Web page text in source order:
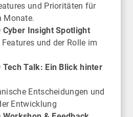
und Prioritäten für
Monate.
Cyber Insight Spotlight
und der Rolle im
Tech Talk: Ein Blick hinter
Entscheidungen und
Entwicklung